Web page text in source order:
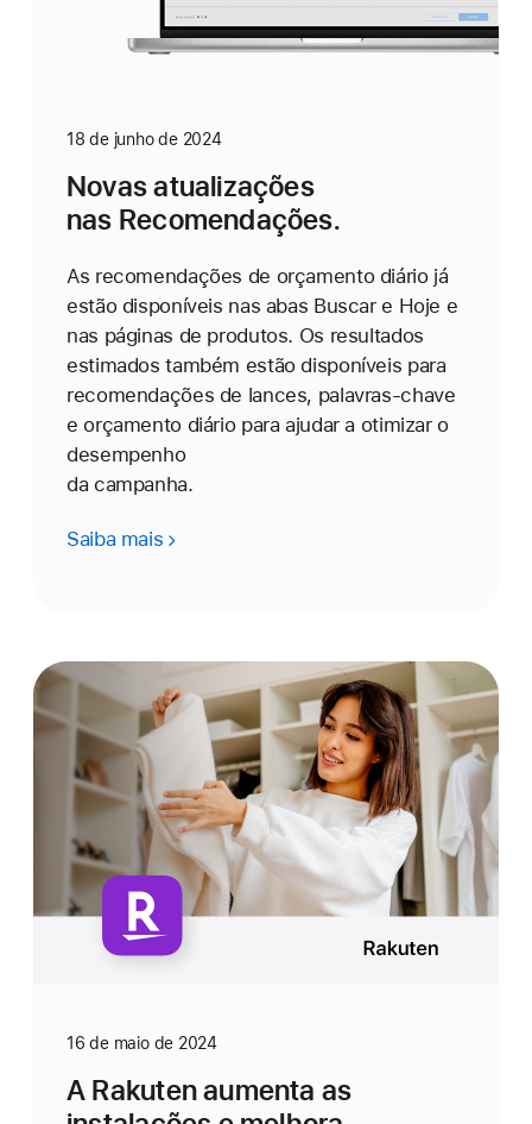
18 de junho de 2024
Novas atualizações
nas Recomendações.
As recomendações de orçamento diário já
estão disponíveis nas abas Buscar e Hoje e
nas páginas de produtos. Os resultados
estimados também estão disponíveis para
recomendações de lances, palavras-chave
e orçamento diário para ajudar a otimizar o
desempenho
da campanha.
Saiba mais
16 de maio de 2024
A Rakuten aumenta as